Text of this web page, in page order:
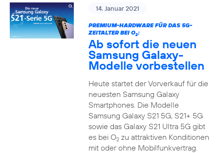
14. Januar 2021
PREMIUM-HARDWARE FÜR DAS 5G-
ZEITALTER BEI O2:
Ab sofort die neuen
Samsung Galaxy-
Modelle vorbestellen
Heute startet der Vorverkauf für die
neuesten Samsung Galaxy
Smartphones. Die Modelle
Samsung Galaxy S21 5G, S21+ 5G
sowie das Galaxy S21 Ultra 5G gibt
es bei O2zu attraktiven Konditionen
mit oder ohne Mobilfunkvertrag.